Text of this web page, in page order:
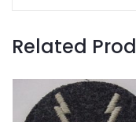
Related